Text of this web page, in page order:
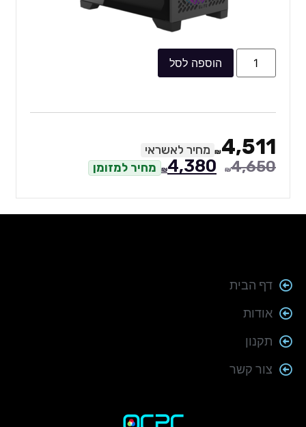
הוספה לסל
₪4,511 מחיר לאשראי
₪4,650
₪4,380 מחיר למזומן
דף הבית
אודות
תקנון
צור קשר